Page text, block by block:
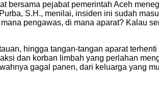
bersama pejabat pemerintah Aceh
S.H., menilai, insiden ini sudah
pengawas, di mana aparat? Kalau
hingga tangan-tangan aparat
dan korban limbah yang perlahan
gagal panen, dari keluarga yang